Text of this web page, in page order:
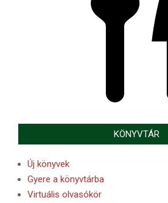
KÖNYVTÁR
Új könyvek
Gyere a könyvtárba
Virtuális olvasókör